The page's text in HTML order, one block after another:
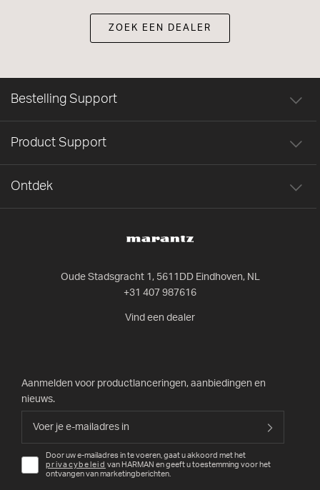
ZOEK EEN DEALER
Oude Stadsgracht 1, 5611DD Eindhoven, NL
+31 407 987616
Vind een dealer
Bestelling Support
Product Support
Ontdek
Aanmelden voor productlanceringen, aanbiedingen en
nieuws.
Door uw e-mailadres in te voeren, gaat u akkoord met het
privacybeleid van HARMAN en geeft u toestemming voor het
ontvangen van marketingberichten.